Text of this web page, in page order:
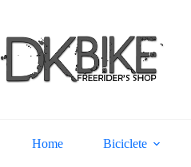
conținut
Home Biciclete